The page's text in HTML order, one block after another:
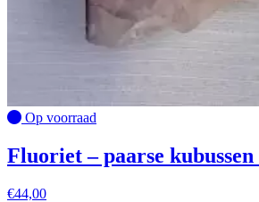
Op voorraad
Fluoriet – paarse
€44,00